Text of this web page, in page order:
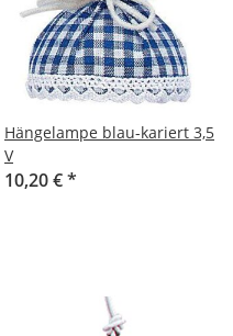
Hängelampe blau-kariert 3,5
V
10,20 €*